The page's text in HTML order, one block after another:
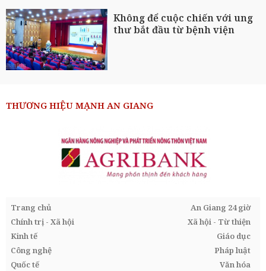
Không để cuộc chiến với ung
thư bắt đầu từ bệnh viện
THƯƠNG HIỆU MẠNH AN GIANG
Trang chủ
An Giang 24 giờ
Chính trị - Xã hội
Xã hội - Từ thiện
Kinh tế
Giáo dục
Công nghệ
Pháp luật
Quốc tế
Văn hóa